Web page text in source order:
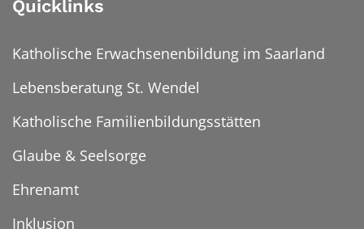
Quicklinks
Katholische Erwachsenenbildung im Saarland
Lebensberatung St. Wendel
Katholische Familienbildungsstätten
Glaube & Seelsorge
Ehrenamt
Inklusion